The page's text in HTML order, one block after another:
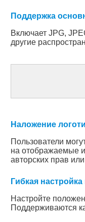
Поддержка
Включает JPG,
другие
Наложение
Пользователи
на отображаемые
авторских прав
Гибкая
Настройте
Поддерживаются